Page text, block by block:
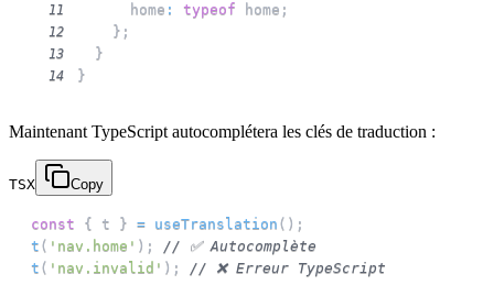
11
      home
: typeof home ;
12 } ;
13 }
14 }
Maintenant TypeScript autocomplétera les clés de traduction :
TSX Copy
const { t } = useTranslation ( ) ;
t ( 'nav.home' ) ;
// ✅ Autocomplète
t ( 'nav.invalid' ) ; // ❌ Erreur TypeScript